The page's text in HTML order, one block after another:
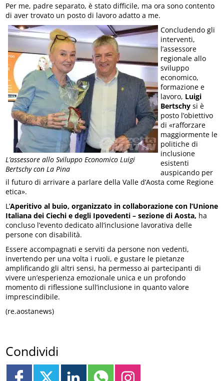
Per me, padre separato, è stato difficile, ma ora sono contento
di aver trovato un posto di lavoro adatto a me.
L’assessore allo Sviluppo Economico Luigi
Bertschy con La Pina
Concludendo gli
interventi,
l’assessore
regionale allo
sviluppo
economico,
formazione e
lavoro, Luigi
Bertschysi è
posto l’obiettivo
di «rafforzare
maggiormente le
politiche di
inclusione
esistenti
auspicando per
il futuro di arrivare a parlare della Valle d’Aosta come Regione
etica».
L’Aperitivo al buio, organizzato in collaborazione con l’Unione
Italiana dei Ciechi e degli Ipovedenti – sezione di Aosta, ha
concluso l’evento dedicato all’inclusione lavorativa delle
persone con disabilità.
Essere accompagnati e serviti da persone non vedenti,
invertendo per una volta i ruoli, e gustare le pietanze
amplificando gli altri sensi, ha permesso ai partecipanti di
vivere un’esperienza emozionale unica e un profondo
momento di riflessione sull’inclusione in quanto valore
imprescindibile.
(re.aostanews)
Condividi